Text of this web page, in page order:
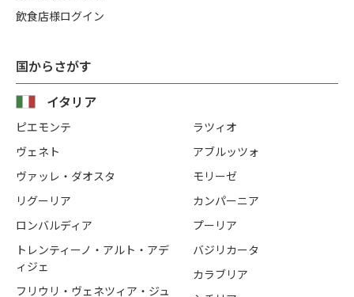
国からさがす
イタリア
ピエモンテ
ヴェネト
ヴァッレ・ダオスタ
リグーリア
ロンバルディア
トレンティーノ・アルト・アデ
ィジェ
フリウリ・ヴェネツィア・ジュ
ラツィオ
アブルッツォ
モリーゼ
カンパーニア
プーリア
バジリカータ
カラブリア
飲食店様ログイン